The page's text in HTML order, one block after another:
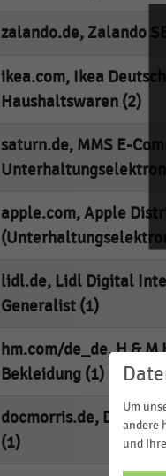
zalando.de, Zalando
ikea.com, Ikea
Haushaltswaren (2)
saturn.de, MMS E-
apple.com, Apple
lidl.de, Lidl Digital
Generalist (1)
hm.com/de_de, H & M
Bekleidung (1)
docmorris.de,
(1)
Um
andere
und